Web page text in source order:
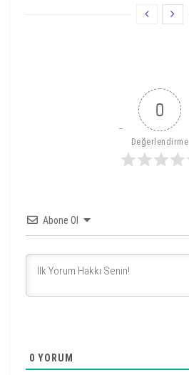
0
Değerlendirme
Abone Ol
0 YORUM